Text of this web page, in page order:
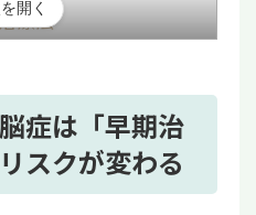
療法
症予防につながる
開く
症は「早期治
スクが変わる